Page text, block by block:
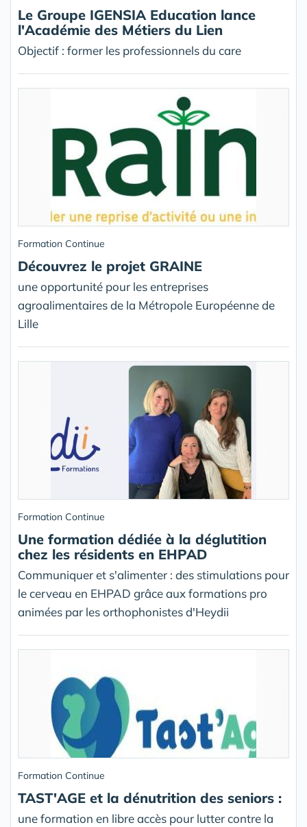
Le Groupe IGENSIA Education lance
l'Académie des Métiers du Lien
Objectif : former les professionnels du care
Formation Continue
Découvrez le projet GRAINE
une opportunité pour les entreprises
agroalimentaires de la Métropole Européenne de
Lille
Formation Continue
Une formation dédiée à la déglutition
chez les résidents en EHPAD
Communiquer et s'alimenter : des stimulations pour
le cerveau en EHPAD grâce aux formations pro
animées par les orthophonistes d'Heydii
Formation Continue
TAST'AGE et la dénutrition des seniors :
une formation en libre accès pour lutter contre la